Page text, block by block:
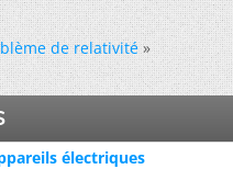
de relativité »
électriques